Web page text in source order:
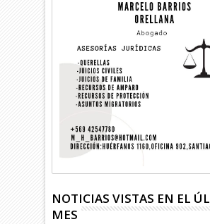
NOTICIAS VISTAS EN EL
MES